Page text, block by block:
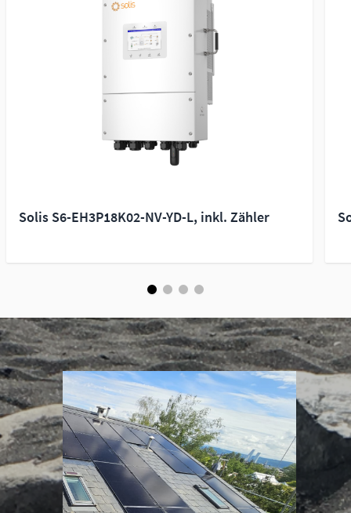
Solis S6-EH3P18K02-NV-YD-L, inkl. Zähler